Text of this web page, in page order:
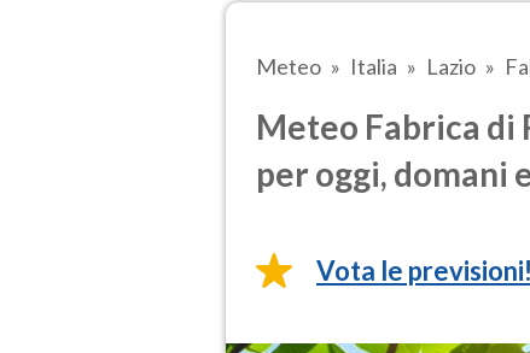
Meteo Italia Lazio
Meteo Fabrica di
per oggi, domani
Vota le previsioni!